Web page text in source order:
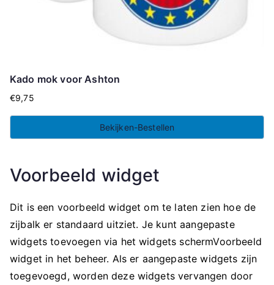
Kado mok voor Ashton
€9,75
Bekijken-Bestellen
Voorbeeld widget
Dit is een voorbeeld widget om te laten zien hoe de
zijbalk er standaard uitziet. Je kunt aangepaste
widgets toevoegen via het widgets schermVoorbeeld
widget in het beheer. Als er aangepaste widgets zijn
toegevoegd, worden deze widgets vervangen door